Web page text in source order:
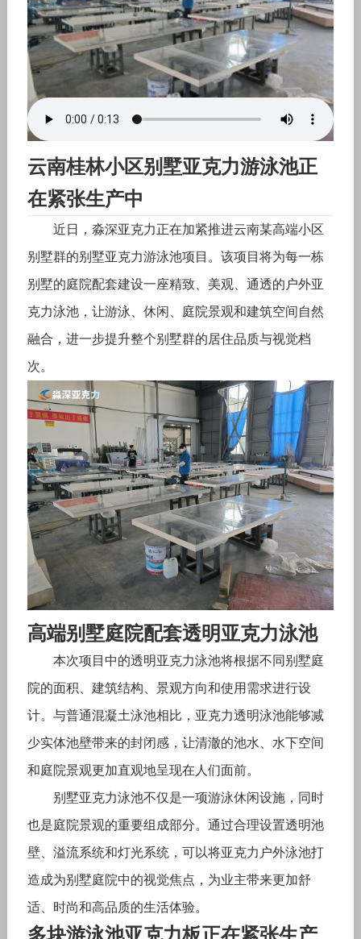
云南桂林小区别墅亚克力游泳池正
在紧张生产中
近日，淼深亚克力正在加紧推进云南某高端小区
别墅群的别墅亚克力游泳池项目。该项目将为每一栋
别墅的庭院配套建设一座精致、美观、通透的户外亚
克力泳池，让游泳、休闲、庭院景观和建筑空间自然
融合，进一步提升整个别墅群的居住品质与视觉档
次。
高端别墅庭院配套透明亚克力泳池
本次项目中的透明亚克力泳池将根据不同别墅庭
院的面积、建筑结构、景观方向和使用需求进行设
计。与普通混凝土泳池相比，亚克力透明泳池能够减
少实体池壁带来的封闭感，让清澈的池水、水下空间
和庭院景观更加直观地呈现在人们面前。
别墅亚克力泳池不仅是一项游泳休闲设施，同时
也是庭院景观的重要组成部分。通过合理设置透明池
壁、溢流系统和灯光系统，可以将亚克力户外泳池打
造成为别墅庭院中的视觉焦点，为业主带来更加舒
适、时尚和高品质的生活体验。